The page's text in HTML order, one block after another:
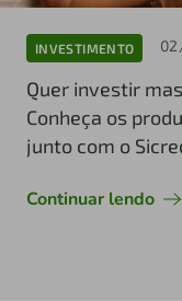
INVESTIMENTO
Quer investir
Conheça os
junto com o
Continuar lendo